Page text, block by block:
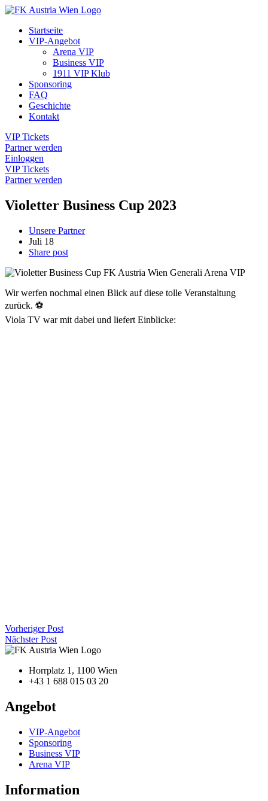
Startseite
VIP-Angebot
Arena VIP
Business VIP
1911 VIP Klub
Sponsoring
FAQ
Geschichte
Kontakt
VIP Tickets
Partner werden
Einloggen
VIP Tickets
Partner werden
Violetter Business Cup 2023
Unsere Partner
Juli 18
Share post
Wir werfen nochmal einen Blick auf diese tolle Veranstaltung
zurück. ⚽
Viola TV war mit dabei und liefert Einblicke:
Vorheriger Post
Nächster Post
Horrplatz 1, 1100 Wien
+43 1 688 015 03 20
Angebot
VIP-Angebot
Sponsoring
Business VIP
Arena VIP
Information